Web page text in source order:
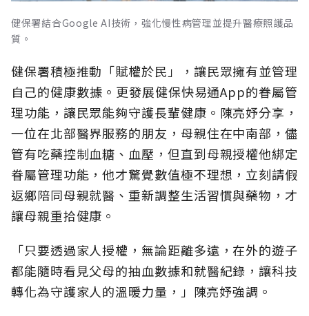
健保署結合Google AI技術，強化慢性病管理並提升醫療照護品
質。
健保署積極推動「賦權於民」，讓民眾擁有並管理
自己的健康數據。更發展健保快易通App的眷屬管
理功能，讓民眾能夠守護長輩健康。陳亮妤分享，
一位在北部醫界服務的朋友，母親住在中南部，儘
管有吃藥控制血糖、血壓，但直到母親授權他綁定
眷屬管理功能，他才驚覺數值極不理想，立刻請假
返鄉陪同母親就醫、重新調整生活習慣與藥物，才
讓母親重拾健康。
「只要透過家人授權，無論距離多遠，在外的遊子
都能隨時看見父母的抽血數據和就醫紀錄，讓科技
轉化為守護家人的溫暖力量，」陳亮妤強調。